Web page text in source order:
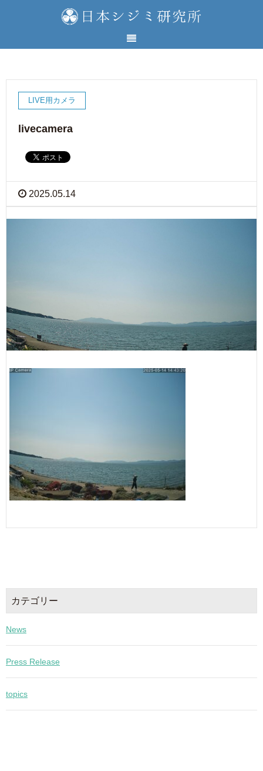
LIVE用カメラ
livecamera
2025.05.14
カテゴリー
News
Press Release
topics